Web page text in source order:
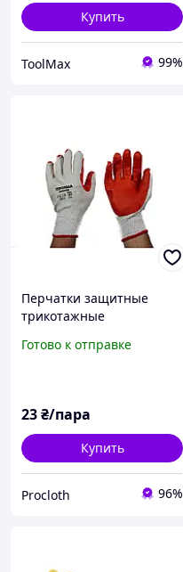
Купить
ToolMax 99%
Перчатки защитные
трикотажные
брусчатщика UA-range из
Готово к отправке
23₴/пара
Купить
Procloth 96%